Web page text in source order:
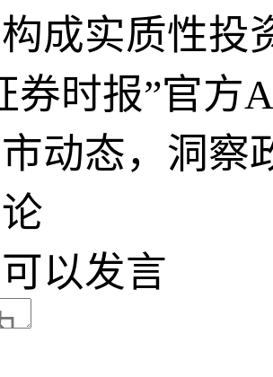
成实质性投
券时报”官方
动态，洞察
以发言